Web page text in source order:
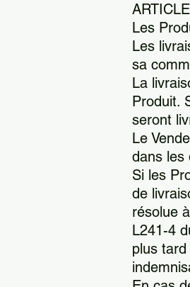
Les
Les
sa
La
Produit.
seront
Le
dans les
Si les
de
résolue
L241-4
plus